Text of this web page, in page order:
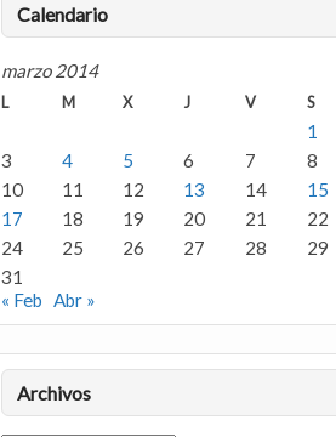
Calendario
marzo 2014
L M X J V S
1
3
4 5 6 7 8
10
11 12 13 14 15
17
18 19 20 21 22
24
25 26 27 28 29
31
« Feb Abr »
Archivos